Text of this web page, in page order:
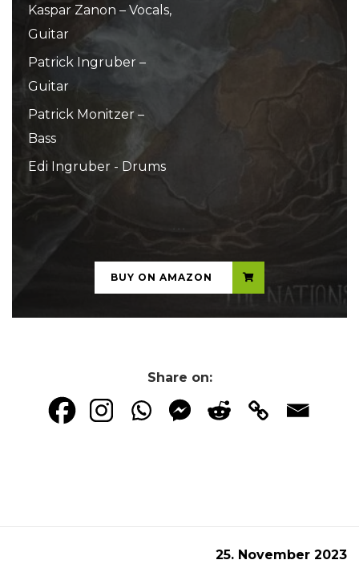
Kaspar Zanon – Vocals,
Guitar
Patrick Ingruber –
Guitar
Patrick Monitzer –
Bass
Edi Ingruber - Drums
BUY ON AMAZON
Share on:
25. November 2023